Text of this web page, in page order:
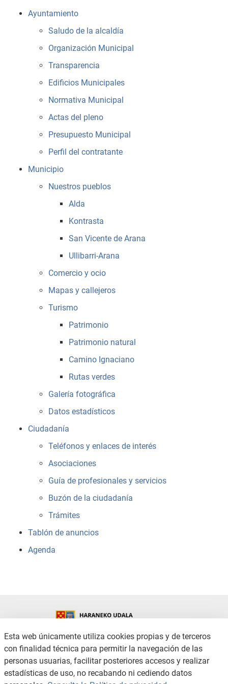
Ayuntamiento
Saludo de la alcaldía
Organización Municipal
Transparencia
Edificios Municipales
Normativa Municipal
Actas del pleno
Presupuesto Municipal
Perfil del contratante
Municipio
Nuestros pueblos
Alda
Kontrasta
San Vicente de Arana
Ullibarri-Arana
Comercio y ocio
Mapas y callejeros
Turismo
Patrimonio
Patrimonio natural
Camino Ignaciano
Rutas verdes
Galería fotográfica
Datos estadísticos
Ciudadanía
Teléfonos y enlaces de interés
Asociaciones
Guía de profesionales y servicios
Buzón de la ciudadanía
Trámites
Tablón de anuncios
Agenda
Esta web únicamente utiliza cookies propias y de terceros
con finalidad técnica para permitir la navegación de las
personas usuarias, facilitar posteriores accesos y realizar
estadísticas de uso, no recabando ni cediendo datos